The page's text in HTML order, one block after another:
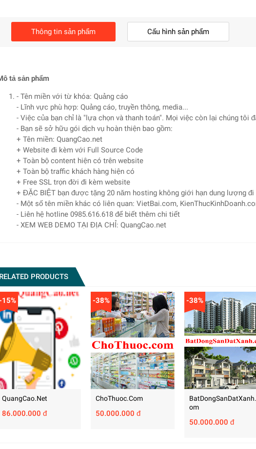
Thông tin sản phẩm Cấu hình sản phẩm
tả sản phẩm
- Tên miền với từ khóa: Quảng cáo
- Lĩnh vực phù hợp: Quảng cáo, truyền thông, media...
- Việc của bạn chỉ là "lựa chọn và thanh toán". Mọi việc còn lại chúng tôi
- Bạn sẽ sở hữu gói dịch vụ hoàn thiện bao gồm:
+ Tên miền: QuangCao.net
+ Website đi kèm với Full Source Code
+ Toàn bộ content hiện có trên website
+ Toàn bộ traffic khách hàng hiện có
+ Free SSL trọn đời đi kèm website
+ ĐẶC BIỆT bạn được tặng 20 năm hosting không giới hạn dung lượng
- Một số tên miền khác có liên quan: VietBai.com,
- Liên hệ hotline 0985.616.618 để biết thêm chi tiết
- XEM WEB DEMO TẠI ĐỊA CHỈ: QuangCao.net
RELATED PRODUCTS
15%
QuangCao.net
86.000.000 đ
-38%
ChoThuoc.com
50.000.000 đ
-38%
Om
50.000.000 đ